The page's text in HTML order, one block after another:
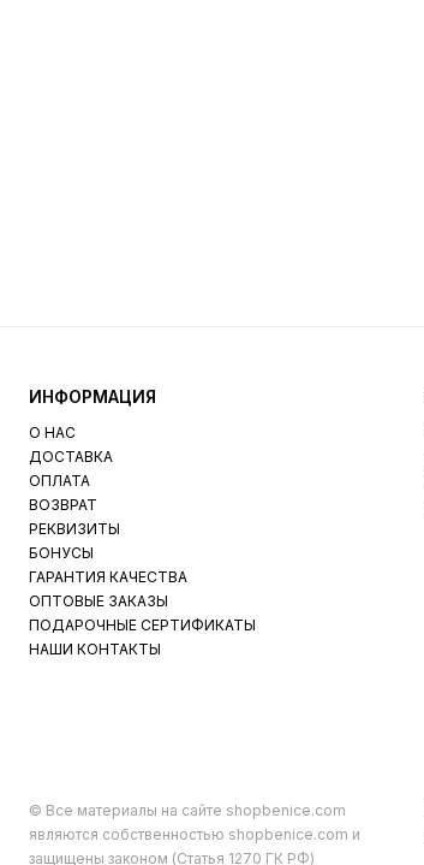
ИНФОРМАЦИЯ
О НАС
ДОСТАВКА
ОПЛАТА
ВОЗВРАТ
РЕКВИЗИТЫ
БОНУСЫ
ГАРАНТИЯ КАЧЕСТВА
ОПТОВЫЕ ЗАКАЗЫ
ПОДАРОЧНЫЕ СЕРТИФИКАТЫ
НАШИ КОНТАКТЫ
© Все материалы на сайте shopbenice.com
являются собственностью shopbenice.com и
защищены законом (Статья 1270 ГК РФ)